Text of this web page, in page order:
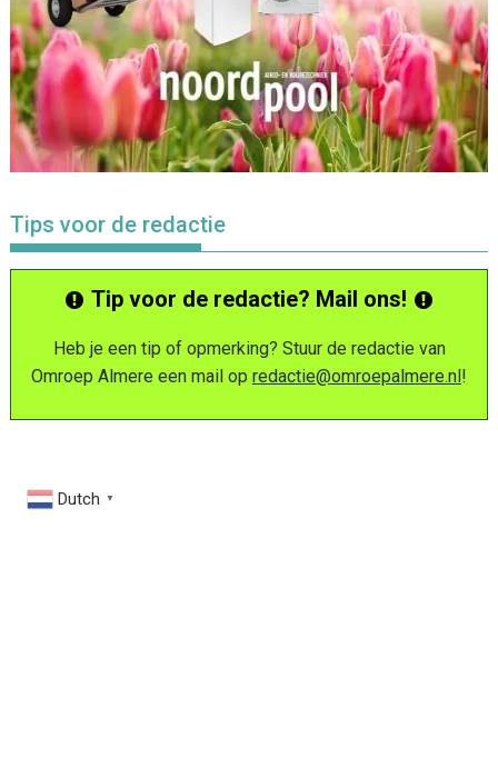
Tips voor de redactie
Tip voor de redactie? Mail ons!
Heb je een tip of opmerking? Stuur de redactie van
Omroep Almere een mail op redactie@omroepalmere.nl!
Dutch ▼